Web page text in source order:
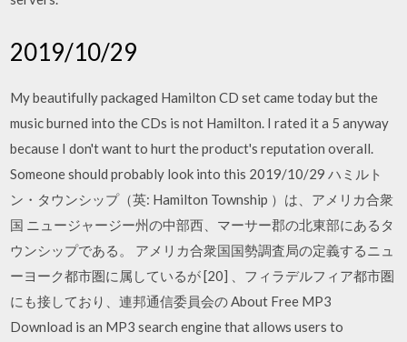
2019/10/29
My beautifully packaged Hamilton CD set came today but the
music burned into the CDs is not Hamilton. I rated it a 5 anyway
because I don't want to hurt the product's reputation overall.
Someone should probably look into this 2019/10/29 ハミルト
ン・タウンシップ（英: Hamilton Township ）は、アメリカ合衆
国 ニュージャージー州の中部西、マーサー郡の北東部にあるタ
ウンシップである。 アメリカ合衆国国勢調査局の定義するニュ
ーヨーク都市圏に属しているが [20] 、フィラデルフィア都市圏
にも接しており、連邦通信委員会の About Free MP3
Download is an MP3 search engine that allows users to